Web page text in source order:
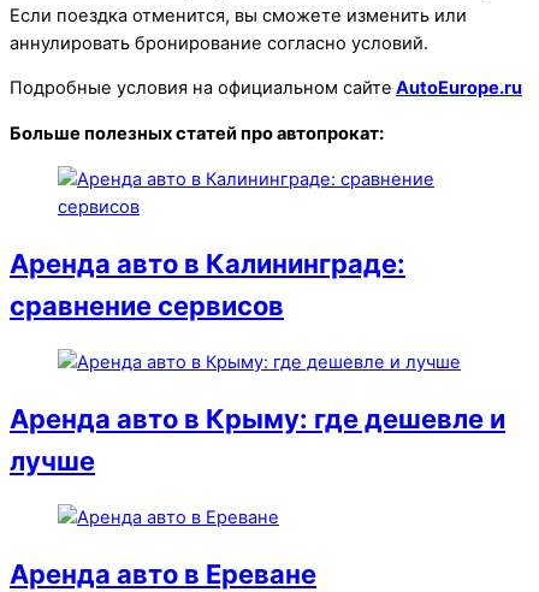
Если поездка отменится, вы сможете изменить или
аннулировать бронирование согласно условий.
Подробные условия на официальном сайте AutoEurope.ru
Больше полезных статей про автопрокат:
Аренда авто в Калининграде:
сравнение сервисов
Аренда авто в Крыму: где дешевле и
лучше
Аренда авто в Ереване